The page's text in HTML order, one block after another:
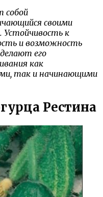
собой
своими
Устойчивость к
и возможность
делают его
как
так и начинающими
Рестина